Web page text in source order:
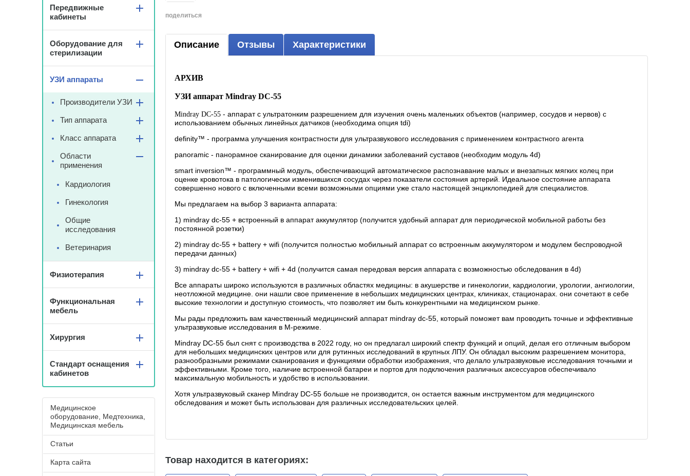
поделиться
Описание Отзывы Характеристики
АРХИВ
УЗИ аппарат Mindray DC-55
Mindray DC-55 - аппарат с ультратонким разрешением для изучения очень маленьких объектов (например, сосудов и нервов) с
использованием обычных линейных датчиков (необходима опция tdi)
definity™ - программа улучшения контрастности для ультразвукового исследования с применением контрастного агента
panoramic - панорамное сканирование для оценки динамики заболеваний суставов (необходим модуль 4d)
smart inversion™ - программный модуль, обеспечивающий автоматическое распознавание малых и внезапных мягких колец при
оценке кровотока в патологически изменившихся сосудах через показатели состояния артерий. Идеальное состояние аппарата
совершенно нового с включенными всеми возможными опциями уже стало настоящей энциклопедией для специалистов.
Мы предлагаем на выбор 3 варианта аппарата:
1) mindray dc-55 + встроенный в аппарат аккумулятор (получится удобный аппарат для периодической мобильной работы без
постоянной розетки)
2) mindray dc-55 + battery + wifi (получится полностью мобильный аппарат со встроенным аккумулятором и модулем беспроводной
передачи данных)
3) mindray dc-55 + battery + wifi + 4d (получится самая передовая версия аппарата с возможностью обследования в 4d)
Все аппараты широко используются в различных областях медицины: в акушерстве и гинекологии, кардиологии, урологии, ангиологии,
неотложной медицине. они нашли свое применение в небольших медицинских центрах, клиниках, стационарах. они сочетают в себе
высокие технологии и доступную стоимость, что позволяет им быть конкурентными на медицинском рынке.
Мы рады предложить вам качественный медицинский аппарат mindray dc-55, который поможет вам проводить точные и эффективные
ультразвуковые исследования в М-режиме.
Mindray DC-55 был снят с производства в 2022 году, но он предлагал широкий спектр функций и опций, делая его отличным выбором
для небольших медицинских центров или для рутинных исследований в крупных ЛПУ. Он обладал высоким разрешением монитора,
разнообразными режимами сканирования и функциями обработки изображения, что делало ультразвуковые исследования точными и
эффективными. Кроме того, наличие встроенной батареи и портов для подключения различных аксессуаров обеспечивало
максимальную мобильность и удобство в использовании.
Хотя ультразвуковый сканер Mindray DC-55 больше не производится, он остается важным инструментом для медицинского
обследования и может быть использован для различных исследовательских целей.
Товар находится в категориях:
Передвижные
кабинеты
Оборудование для
стерилизации
УЗИ аппараты
Производители УЗИ
Тип аппарата
Класс аппарата
Области
применения
Кардиология
Гинекология
Общие
исследования
Ветеринария
Физиотерапия
Функциональная
мебель
Хирургия
Стандарт оснащения
кабинетов
Медицинское
оборудование, Медтехника,
Медицинская мебель
Статьи
Карта сайта